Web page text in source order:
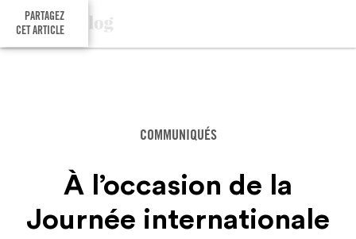
PARTAGEZ
CET ARTICLE
COMMUNIQUÉS
À l’occasion de la
Journée internationale